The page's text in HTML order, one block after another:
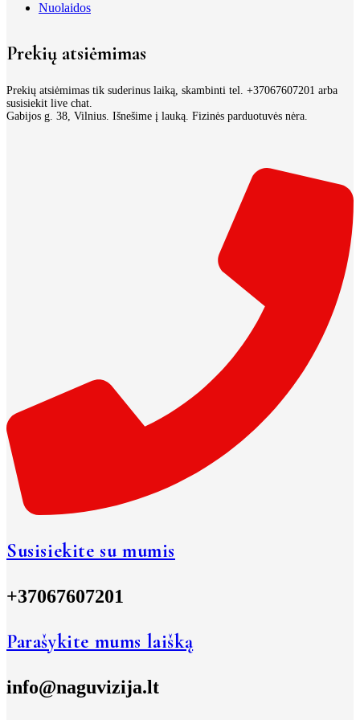
Nuolaidos
Prekių atsiėmimas
Prekių atsiėmimas tik suderinus laiką, skambinti tel. +37067607201 arba
susisiekit live chat.
Gabijos g. 38, Vilnius. Išnešime į lauką. Fizinės parduotuvės nėra.
Susisiekite su mumis
+37067607201
Parašykite mums laišką
info@naguvizija.lt